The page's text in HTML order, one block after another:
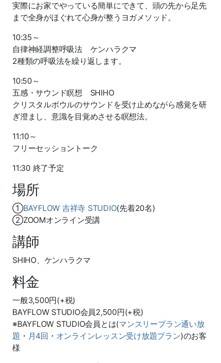
実際にお家でやっている簡単にできて、頭の先から足先
まで全身がほぐれて心身が整うヨガメソッド。
10:35～
自律神経調整呼吸法 ケンハラクマ
2種類の呼吸法を繰り返します。
10:50～
五感・サウンド瞑想 SHIHO
クリスタルボウルのサウンドを受け止めながら感覚を研
ぎ澄まし、意識を目覚めさせる瞑想法。
11:10～
フリーセッショントーク
11:30 終了予定
場所
①BAYFLOW 吉祥寺 STUDIO(先着20名)
②ZOOMオンライン受講
講師
SHIHO、ケンハラクマ
料金
一般3,500円(+税)
BAYFLOW STUDIO会員2,500円(+税)
※BAYFLOW STUDIO会員とは(マンスリープラン通い放
題 ・ 月4回 ・ オンラインレッスン受け放題プラン)のお客
様